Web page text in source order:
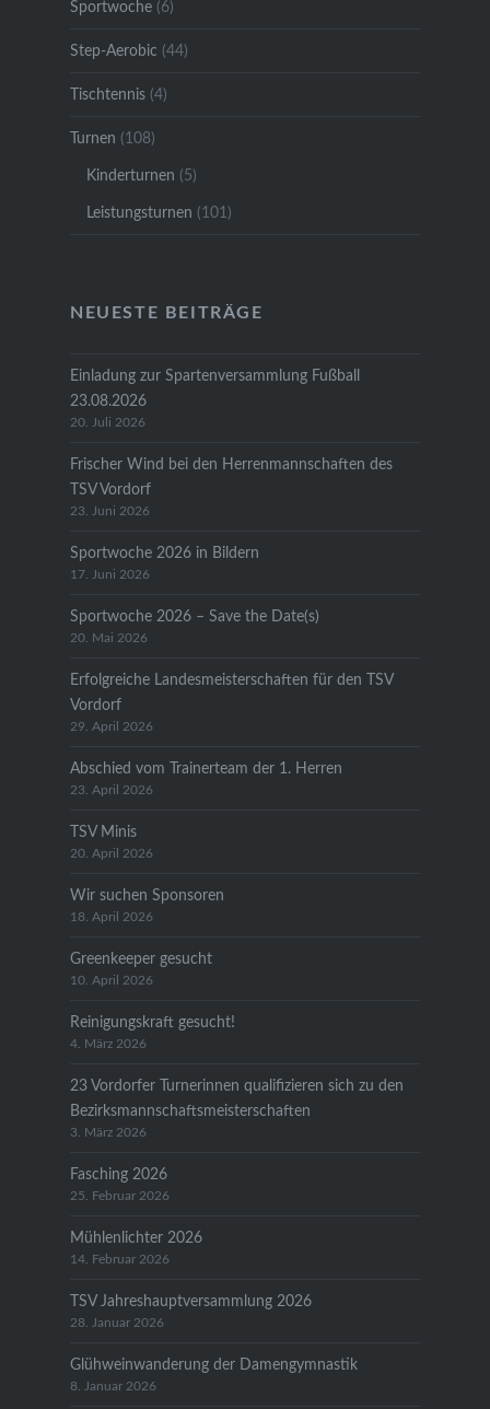
Sportwoche(6)
Step-Aerobic (44)
Tischtennis(4)
Turnen (108)
Kinderturnen (5)
Leistungsturnen (101)
NEUESTE BEITRÄGE
Einladung zur Spartenversammlung Fußball
23.08.2026
20. Juli 2026
Frischer Wind bei den Herrenmannschaften des
TSV Vordorf
23. Juni 2026
Sportwoche 2026 in Bildern
17. Juni 2026
Sportwoche 2026 – Save the Date(s)
20. Mai 2026
Erfolgreiche Landesmeisterschaften für den TSV
Vordorf
29. April 2026
Abschied vom Trainerteam der 1. Herren
23. April 2026
TSV Minis
20. April 2026
Wir suchen Sponsoren
18. April 2026
Greenkeeper gesucht
10. April 2026
Reinigungskraft gesucht!
4. März 2026
23 Vordorfer Turnerinnen qualifizieren sich zu den
Bezirksmannschaftsmeisterschaften
3. März 2026
Fasching 2026
25. Februar 2026
Mühlenlichter 2026
14. Februar 2026
TSV Jahreshauptversammlung 2026
28. Januar 2026
Glühweinwanderung der Damengymnastik
8. Januar 2026